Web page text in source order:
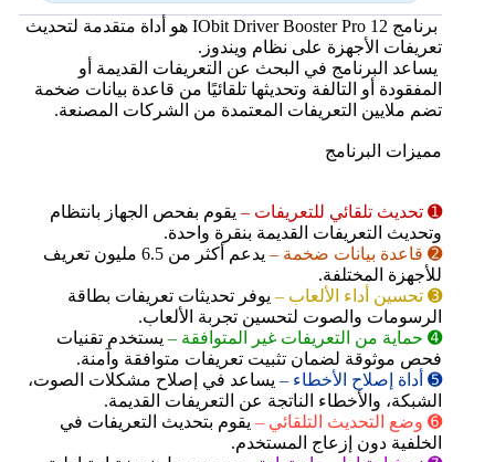
برنامج IObit Driver Booster Pro 12 هو أداة متقدمة لتحديث
تعريفات الأجهزة على نظام ويندوز.
يساعد البرنامج في البحث عن التعريفات القديمة أو
المفقودة أو التالفة وتحديثها تلقائيًا من قاعدة بيانات ضخمة
تضم ملايين التعريفات المعتمدة من الشركات المصنعة.
مميزات البرنامج
➊ تحديث تلقائي للتعريفات – يقوم بفحص الجهاز بانتظام
وتحديث التعريفات القديمة بنقرة واحدة.
➋ قاعدة بيانات ضخمة –
يدعم أكثر من 6.5 مليون تعريف
للأجهزة المختلفة.
➌ تحسين أداء الألعاب – يوفر تحديثات تعريفات بطاقة
الرسومات والصوت لتحسين تجربة الألعاب.
➍ حماية من التعريفات غير المتوافقة – يستخدم تقنيات
فحص موثوقة لضمان تثبيت تعريفات متوافقة وآمنة.
➎ أداة إصلاح الأخطاء – يساعد في إصلاح مشكلات الصوت،
الشبكة، والأخطاء الناتجة عن التعريفات القديمة.
➏ وضع التحديث التلقائي – يقوم بتحديث التعريفات في
الخلفية دون إزعاج المستخدم.